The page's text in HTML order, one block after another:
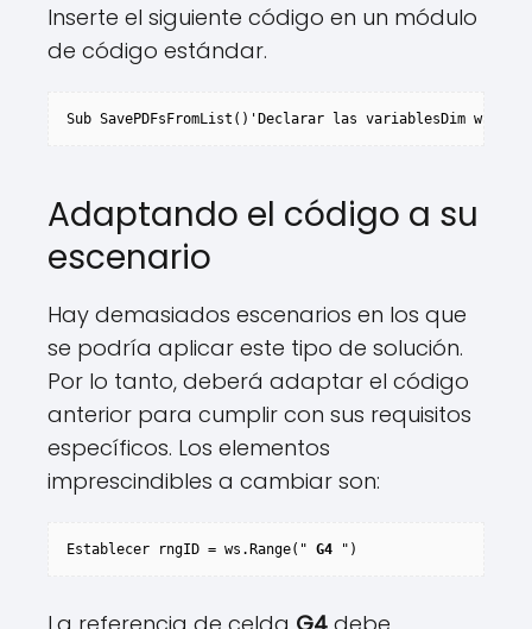
Inserte el siguiente código en un módulo
de código estándar.
Sub SavePDFsFromList()'Declarar las variablesDim ws
Adaptando el código a su
escenario
Hay demasiados escenarios en los que
se podría aplicar este tipo de solución.
Por lo tanto, deberá adaptar el código
anterior para cumplir con sus requisitos
específicos. Los elementos
imprescindibles a cambiar son:
Establecer rngID = ws.Range(" G4 ")